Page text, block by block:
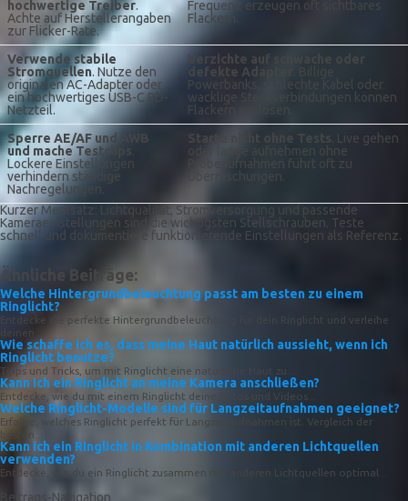
hochwertige Treiber.
Achte auf Herstellerangaben
zur Flicker-Rate.
Frequenz erzeugen oft sichtbares
Flackern.
Verwende stabile
Stromquellen. Nutze den
originalen AC-Adapter oder
ein hochwertiges USB-C PD-
Netzteil.
Verzichte auf schwache oder
defekte Adapter
. Billige
Powerbanks, schlechte Kabel oder
wacklige Steckverbindungen können
Flackern auslösen.
Sperre AE/AF und AWB
und mache Testclips
Lockere Einstellungen
verhindern ständige
Nachregelungen.
Starte nicht ohne Tests . Live gehen
oder lange aufnehmen ohne
Probeaufnahmen führt oft zu
Überraschungen.
Kurzer Merksatz: Lichtqualität, Stromversorgung und passende
Kameraeinstellungen sind die wichtigsten Stellschrauben. Teste
schnell und dokumentiere funktionierende Einstellungen als Referenz.
Ähnliche Beiträge:
Welche Hintergrundbeleuchtung passt am besten zu einem
Ringlicht?
Entdecke die perfekte Hintergrundbeleuchtung für dein Ringlicht und verleihe
deinen...
Wie schaffe ich es, dass meine Haut natürlich aussieht, wenn ich
Ringlicht benutze?
Tipps und Tricks, um mit Ringlicht eine natürliche Haut zu...
Kann ich ein Ringlicht an meine Kamera anschließen?
Entdecke, wie du mit einem Ringlicht deine Fotos und Videos...
Welche Ringlicht-Modelle sind für Langzeitaufnahmen geeignet?
Erfahre, welches Ringlicht perfekt für Langzeitaufnahmen ist. Vergleich der
besten...
Kann ich ein Ringlicht in Kombination mit anderen Lichtquellen
verwenden?
Entdecke, wie du ein Ringlicht zusammen mit anderen Lichtquellen optimal...
Beitrags-Navigation